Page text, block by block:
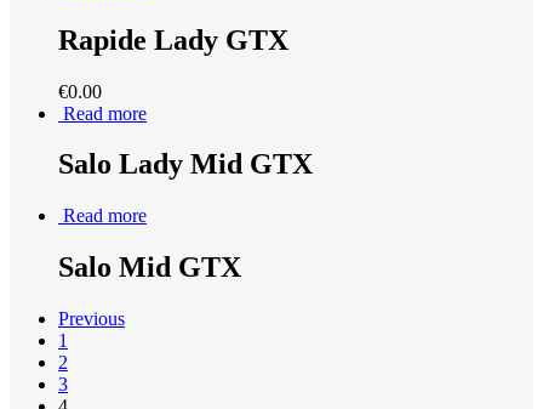
Rapide Lady GTX
€0.00
Read more
Salo Lady Mid GTX
Read more
Salo Mid GTX
Previous
1
2
3